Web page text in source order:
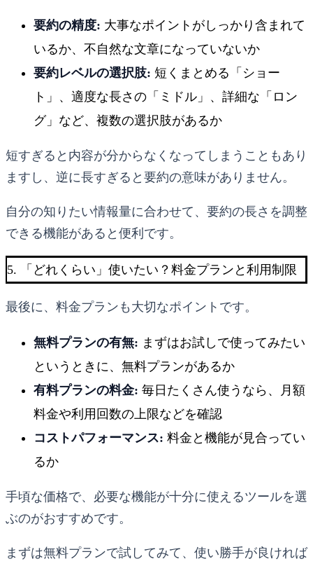
要約の精度: 大事なポイントがしっかり含まれて
いるか、不自然な文章になっていないか
要約レベルの選択肢: 短くまとめる「ショー
ト」、適度な長さの「ミドル」、詳細な「ロン
グ」など、複数の選択肢があるか
短すぎると内容が分からなくなってしまうこともあり
ますし、逆に長すぎると要約の意味がありません。
自分の知りたい情報量に合わせて、要約の長さを調整
できる機能があると便利です。
5. 「どれくらい」使いたい？料金プランと利用制限
最後に、料金プランも大切なポイントです。
無料プランの有無: まずはお試しで使ってみたい
というときに、無料プランがあるか
有料プランの料金: 毎日たくさん使うなら、月額
料金や利用回数の上限などを確認
コストパフォーマンス: 料金と機能が見合ってい
るか
手頃な価格で、必要な機能が十分に使えるツールを選
ぶのがおすすめです。
まずは無料プランで試してみて、使い勝手が良ければ